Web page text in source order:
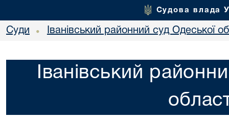
Судова влада
Суди • Іванівський районний суд Одеської
Іванівський